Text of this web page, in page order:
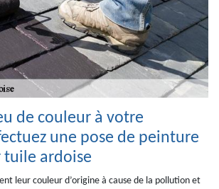
de couleur à votre
une pose de peinture
ardoise
leur couleur d’origine à cause de la pollution et